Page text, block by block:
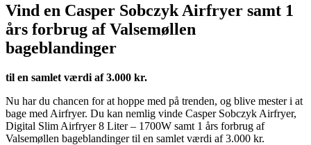
Vind en Casper Sobczyk Airfryer samt 1
års forbrug af Valsemøllen
bageblandinger
til en samlet værdi af 3.000 kr.
Nu har du chancen for at hoppe med på trenden, og blive mester i at
bage med Airfryer. Du kan nemlig vinde Casper Sobczyk Airfryer,
Digital Slim Airfryer 8 Liter – 1700W samt 1 års forbrug af
Valsemøllen bageblandinger til en samlet værdi af 3.000 kr.